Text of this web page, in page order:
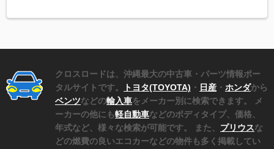
クロスロードは、沖縄最大の中古車・パーツ情報ポー
タルサイトです。
トヨタ(TOYOTA) ・ 日産 ・ ホンダから
ベンツなどの輸入車をメーカー別に検索できます。 メ
ーカーの他にも軽自動車などのボディタイプ、価格、
年式など、様々な検索が可能です。 また、 プリウスな
どの燃費の良いエコカーなどの物件も多く掲載してい